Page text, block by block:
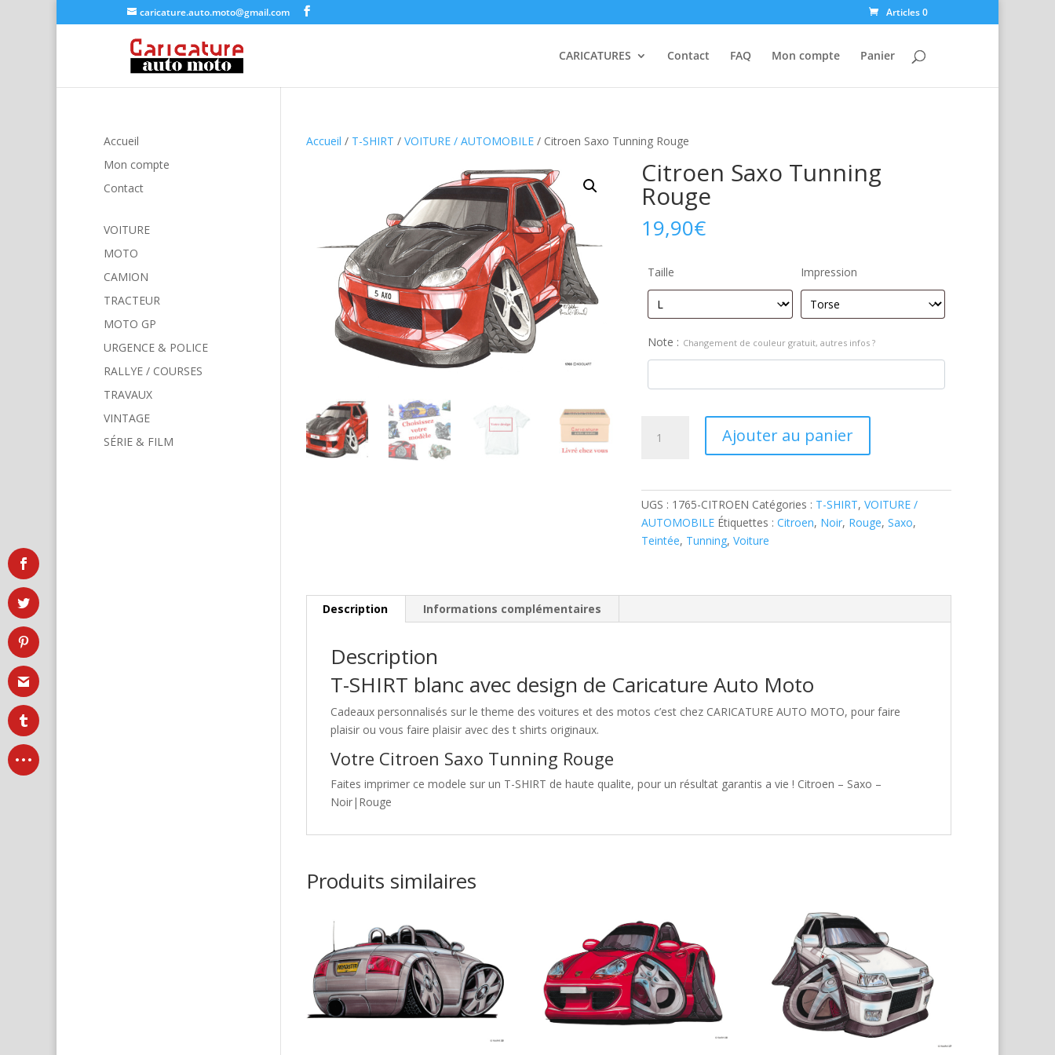
caricature.auto.moto@gmail.com Articles 0
CARICATURES Contact FAQ Mon compte Panier
Accueil / T-SHIRT / VOITURE / AUTOMOBILE/ Citroen Saxo Tunning Rouge
Citroen Saxo Tunning
Rouge
19,90€
Taille Impression
Note : Changement de couleur gratuit, autres infos ?
Ajouter au panier
UGS : 1765-CITROEN Catégories : T-SHIRT,VOITURE /
AUTOMOBILE Étiquettes :Citroen, Noir, Rouge,Saxo,
Teintée, Tunning,Voiture
Description Informations complémentaires
Description
T-SHIRT blanc avec design de Caricature Auto Moto
Cadeaux personnalisés sur le theme des voitures et des motos c’est chez CARICATURE AUTO MOTO, pour faire
plaisir ou vous faire plaisir avec des t shirts originaux.
Votre Citroen Saxo Tunning Rouge
Faites imprimer ce modele sur un T-SHIRT de haute qualite, pour un résultat garantis a vie ! Citroen – Saxo –
Noir|Rouge
Produits similaires
Accueil
Mon compte
Contact
VOITURE
MOTO
CAMION
TRACTEUR
MOTO GP
URGENCE & POLICE
RALLYE / COURSES
TRAVAUX
VINTAGE
SÉRIE & FILM